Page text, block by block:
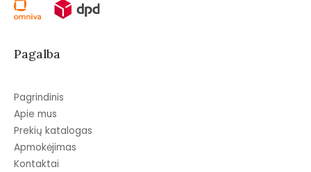
Pagalba
Pagrindinis
Apie mus
Prekių katalogas
Apmokėjimas
Kontaktai